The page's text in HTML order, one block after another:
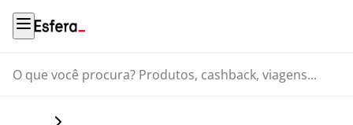
O que você procura? Produtos, cashback, viagens...